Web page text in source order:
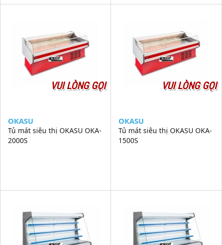
VUI LÒNG GỌI
OKASU
Tủ mát siêu thị OKASU OKA-
2000S
VUI LÒNG GỌI
OKASU
Tủ mát siêu thị OKASU OKA-
1500S